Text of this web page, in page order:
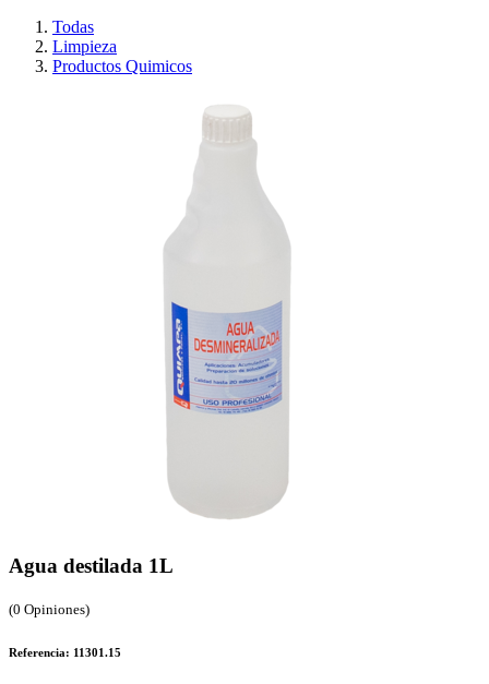
Todas
Limpieza
Productos Quimicos
Agua destilada 1L
(0 Opiniones)
Referencia: 11301.15